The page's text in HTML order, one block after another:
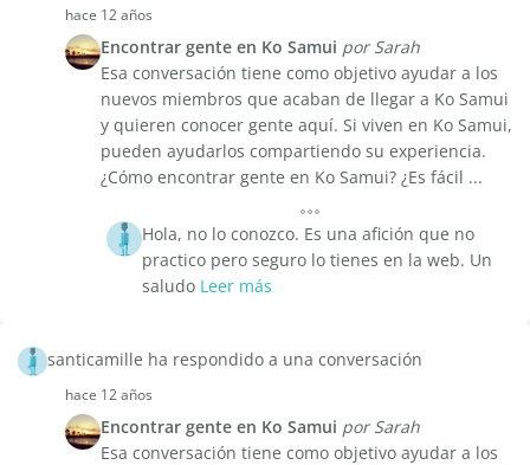
hace 12 años
Encontrar gente en Ko Samui por Sarah
Esa conversación tiene como objetivo ayudar a los
nuevos miembros que acaban de llegar a Ko Samui
y quieren conocer gente aquí. Si viven en Ko Samui,
pueden ayudarlos compartiendo su experiencia.
¿Cómo encontrar gente en Ko Samui? ¿Es fácil ...
Hola, no lo conozco. Es una afición que no
practico pero seguro lo tienes en la web. Un
saludo Leer más
santicamille ha respondido a una conversación
hace 12 años
Encontrar gente en Ko Samui por Sarah
Esa conversación tiene como objetivo ayudar a los